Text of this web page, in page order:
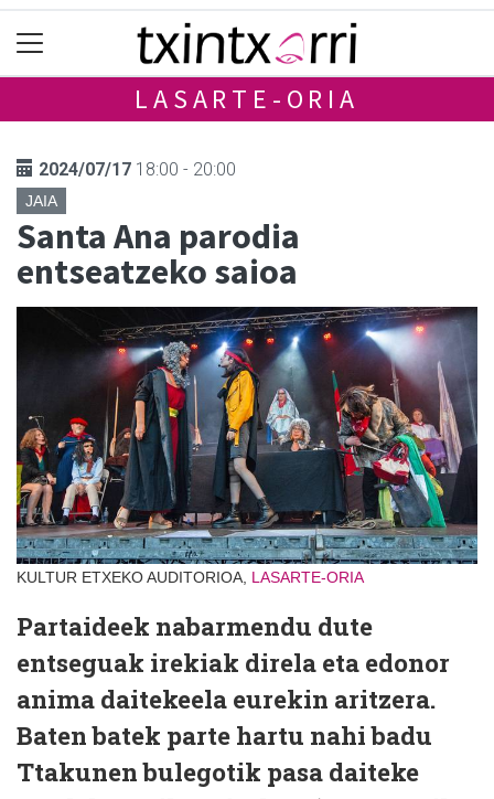
LASARTE-ORIA
2024/07/17 18:00 - 20:00
JAIA
Santa Ana parodia
entseatzeko saioa
KULTUR ETXEKO AUDITORIOA, LASARTE-ORIA
Partaideek nabarmendu dute
entseguak irekiak direla eta edonor
anima daitekeela eurekin aritzera.
Baten batek parte hartu nahi badu
Ttakunen bulegotik pasa daiteke